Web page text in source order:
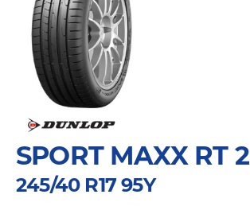
SPORT MAXX RT 2
245/40 R17 95Y